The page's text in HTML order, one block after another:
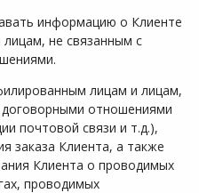
информацию о Клиенте
не связанным с
лицам и лицам,
отношениями
почтовой связи и т.д.),
заказа Клиента, а также
Клиента о проводимых
проводимых